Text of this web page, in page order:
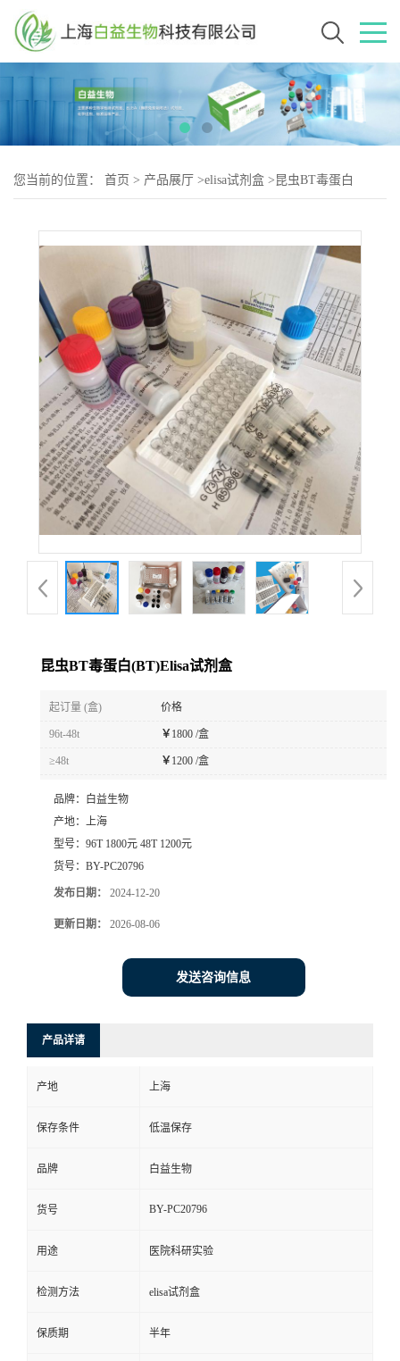
您当前的位置： 首页 > 产品展厅 >elisa试剂盒 > 昆虫BT毒蛋白
昆虫BT毒蛋白(BT)Elisa试剂盒
起订量 (盒) 价格
96t-48t ￥ 1800 /盒
≥48t ￥ 1200 /盒
品牌：
白益生物
产地： 上海
型号： 96T 1800元 48T 1200元
货号： BY-PC20796
发布日期： 2024-12-20
更新日期： 2026-08-06
发送咨询信息
产品详请
产地 上海
保存条件 低温保存
品牌 白益生物
货号 BY-PC20796
用途 医院科研实验
检测方法 elisa试剂盒
保质期 半年